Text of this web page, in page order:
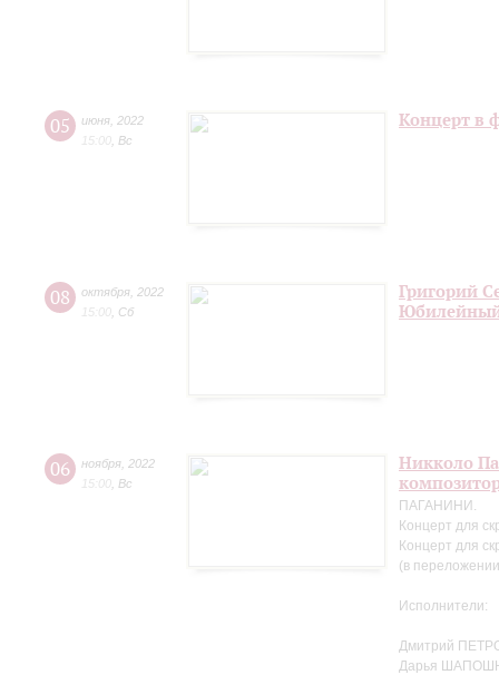
05 июня 2022
15:00 Вс
Концерт в
08 октября 2022
15:00 Сб
Григорий
06 ноября 2022
15:00 Вс
Никколо
ПАГАНИНИ.
Концерт для
Концерт для
(в
Исполнители:
Дмитрий
Дарья